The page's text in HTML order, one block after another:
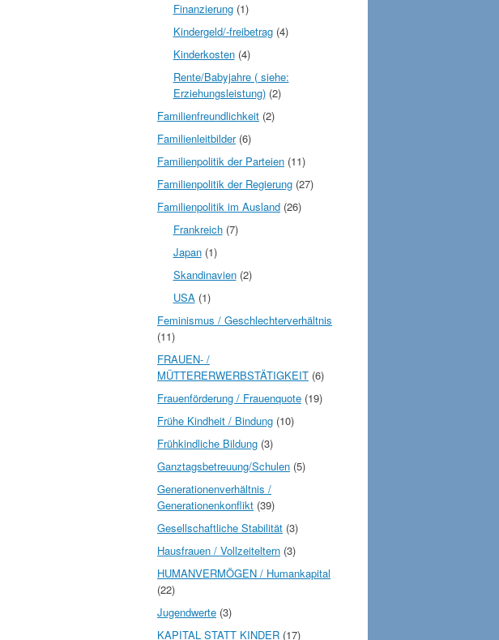
Finanzierung(1)
Kindergeld/-freibetrag(4)
Kinderkosten(4)
Rente/Babyjahre ( siehe:
Erziehungsleistung)(2)
Familienfreundlichkeit (2)
Familienleitbilder(6)
Familienpolitik der Parteien (11)
Familienpolitik der Regierung (27)
Familienpolitik im Ausland (26)
Frankreich(7)
Japan(1)
Skandinavien(2)
USA(1)
Feminismus / Geschlechterverhältnis
(11)
FRAUEN- /
MÜTTERERWERBSTÄTIGKEIT (6)
Frauenförderung / Frauenquote (19)
Frühe Kindheit / Bindung (10)
Frühkindliche Bildung (3)
Ganztagsbetreuung/Schulen (5)
Generationenverhältnis /
Generationenkonflikt (39)
Gesellschaftliche Stabilität (3)
Hausfrauen / Vollzeiteltern (3)
HUMANVERMÖGEN / Humankapital
(22)
Jugendwerte (3)
KAPITAL STATT KINDER (17)